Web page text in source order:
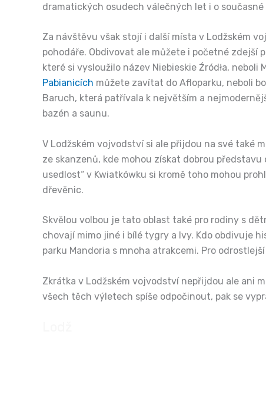
dramatických osudech válečných let i o
Za návštěvu však stojí i další místa v Lodžském
pohodáře. Obdivovat ale můžete i početné zdejší
které si vysloužilo název Niebieskie Źródła,
Pabianicích můžete zavítat do Afloparku, neboli
Baruch, která patřívala k největším a
bazén a saunu.
V Lodžském vojvodství si ale přijdou na své také
ze skanzenů, kde mohou získat dobrou
usedlost“ v Kwiatkówku si kromě toho mohou
dřevěnic.
Skvělou volbou je tato oblast také pro rodiny s
chovají mimo jiné i bílé tygry a lvy. Kdo obdivuje
parku Mandoria s mnoha atrakcemi. Pro
Zkrátka v Lodžském vojvodství nepřijdou ale ani
všech těch výletech spíše odpočinout, pak se